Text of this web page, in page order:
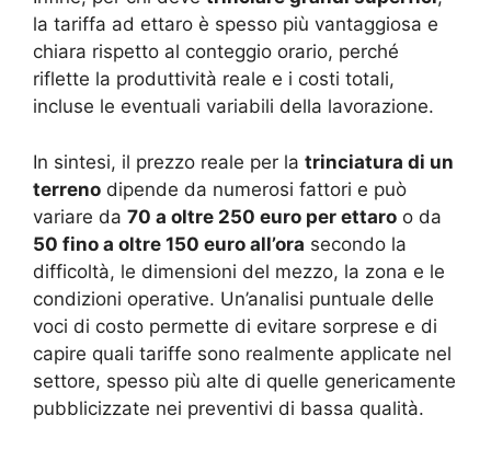
la tariffa ad ettaro è spesso più vantaggiosa e
chiara rispetto al conteggio orario, perché
riflette la produttività reale e i costi totali,
incluse le eventuali variabili della lavorazione.
In sintesi, il prezzo reale per la trinciatura di un
terreno dipende da numerosi fattori e può
variare da 70 a oltre 250 euro per ettaro o da
50 fino a oltre 150 euro all’ora secondo la
difficoltà, le dimensioni del mezzo, la zona e le
condizioni operative. Un’analisi puntuale delle
voci di costo permette di evitare sorprese e di
capire quali tariffe sono realmente applicate nel
settore, spesso più alte di quelle genericamente
pubblicizzate nei preventivi di bassa qualità.